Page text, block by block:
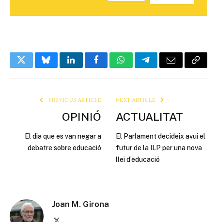
TwitterBlueskyLinkedInFacebookWhatsAppTelegramEmail Copy
PREVIOUS ARTICLE
OPINIÓ
El dia que es van negar a
debatre sobre educació
NEXT ARTICLE
ACTUALITAT
El Parlament decideix avui el
futur de la ILP per una nova
llei d’educació
Joan M. Girona